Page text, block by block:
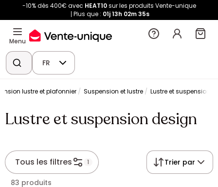
-10% dès 400€ avec HEAT10sur les produits Vente-unique
Plus que : 01j 13h 02m 35s
Menu
FR
lustre et plafonnier Suspension et lustre Lustre et suspension
Lustre et suspension design
Tous les filtres 1 Trier par
83 produits